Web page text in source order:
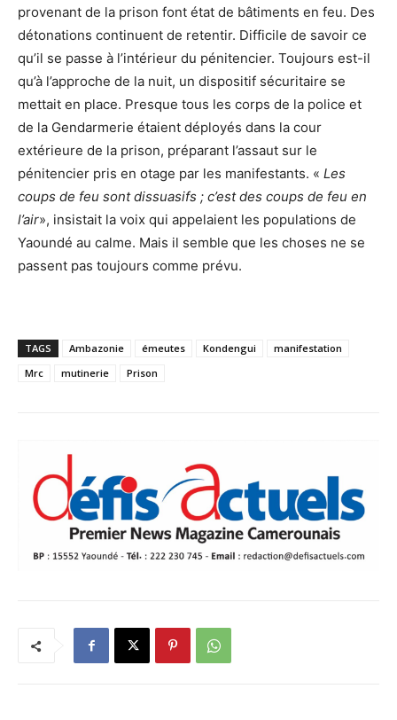
provenant de la prison font état de bâtiments en feu. Des
détonations continuent de retentir. Difficile de savoir ce
qu’il se passe à l’intérieur du pénitencier. Toujours est-il
qu’à l’approche de la nuit, un dispositif sécuritaire se
mettait en place. Presque tous les corps de la police et
de la Gendarmerie étaient déployés dans la cour
extérieure de la prison, préparant l’assaut sur le
pénitencier pris en otage par les manifestants. « Les
coups de feu sont dissuasifs ; c’est des coups de feu en
l’air», insistait la voix qui appelaient les populations de
Yaoundé au calme. Mais il semble que les choses ne se
passent pas toujours comme prévu.
TAGS Ambazonie émeutes Kondengui
manifestation
Mrc
mutinerie Prison